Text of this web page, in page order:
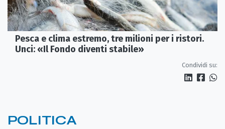
Pesca e clima estremo, tre milioni per i ristori.
Unci: «Il Fondo diventi stabile»
Condividi su:
POLITICA